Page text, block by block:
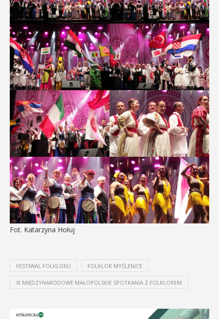
Fot. Katarzyna Hołuj
FESTIWAL FOLKLORU FOLKLOR MYŚLENICE
XI MIĘDZYNARODOWE MAŁOPOLSKIE SPOTKANIA Z FOLKLOREM